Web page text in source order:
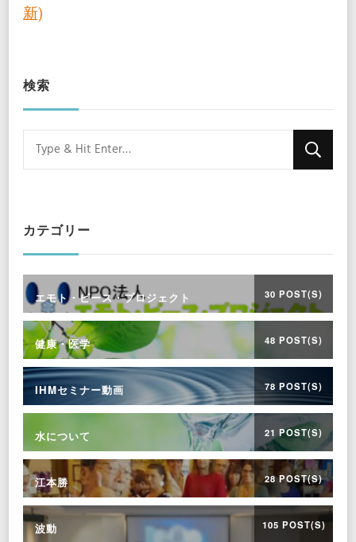
新)
検索
Looking
for
カテゴリー
エモト・ピース・プロジェクト 30 POST(S)
健康・医学 48 POST(S)
IHMセミナー動画 78 POST(S)
水について 21 POST(S)
江本勝 28 POST(S)
波動 105 POST(S)